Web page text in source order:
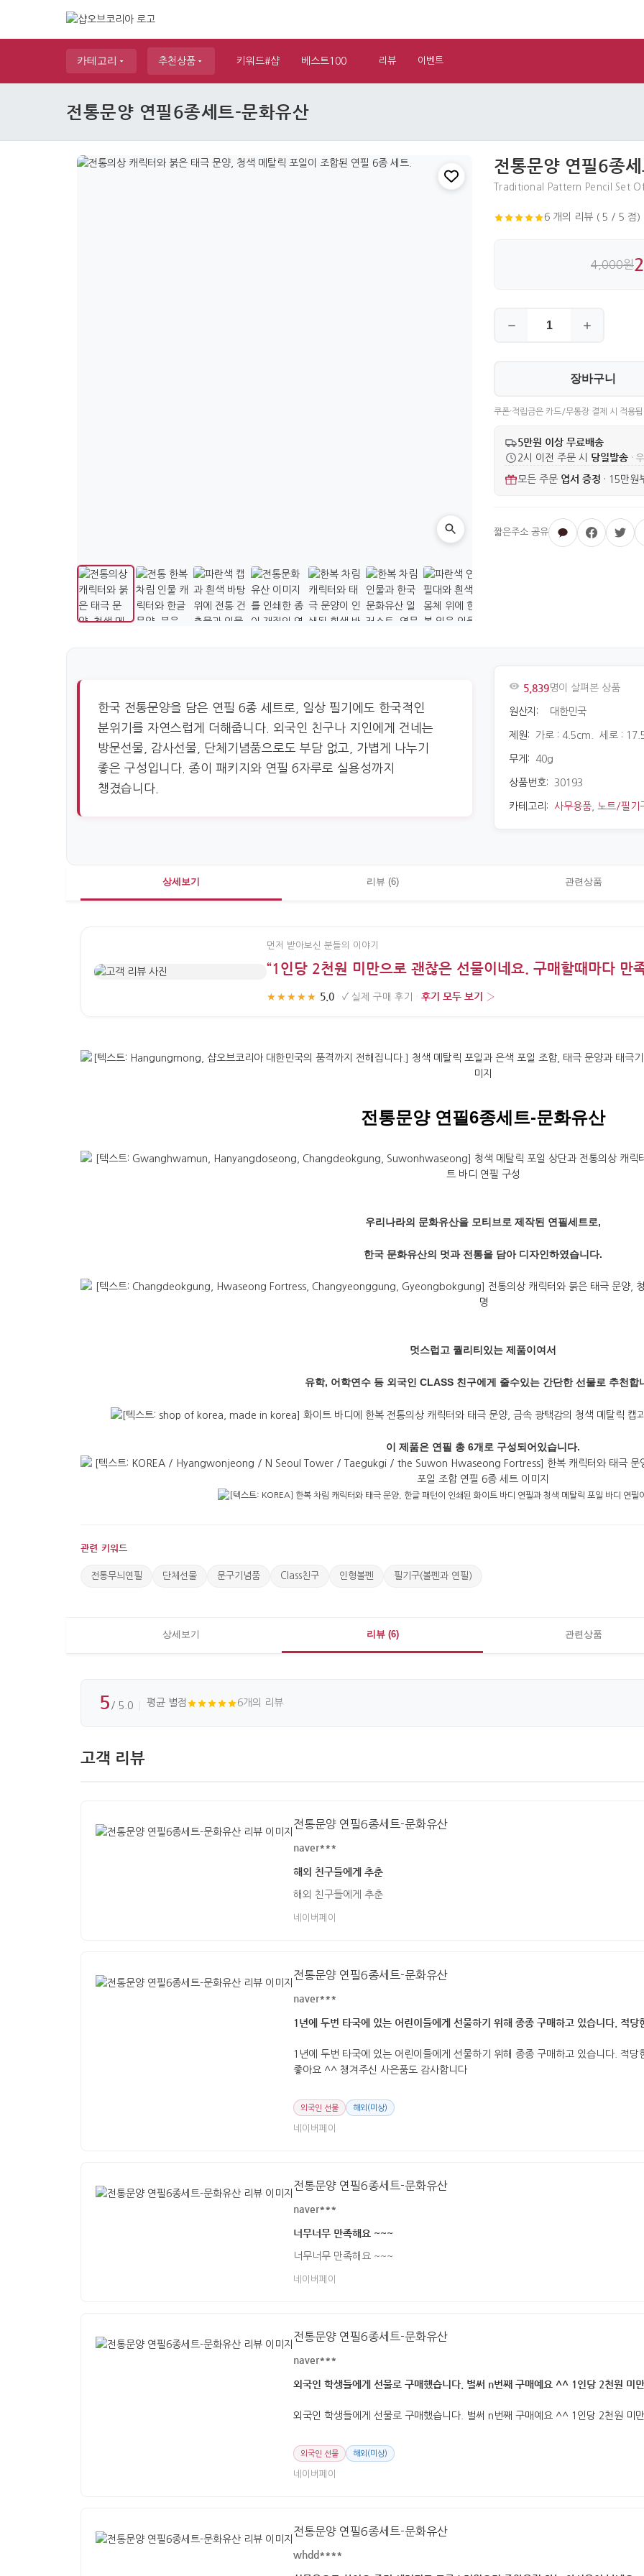
카테고리 추천상품 키워드#샵 베스트100 리뷰 이벤트
전통문양 연필6종세트-문화유산
전통문양 연필6종
Traditional Pattern Pencil Set
6 개의 리뷰 ( 5 / 5 점)
4,000원
장바구니
쿠폰·적립금은 카드/무통장 결제 시 적용
5만원 이상 무료배송
2시 이전 주문 시 당일발송 ·
모든 주문 엽서 증정 · 15만원
한국 전통문양을 담은 연필 6종 세트로, 일상 필기에도 한국적인
분위기를 자연스럽게 더해줍니다. 외국인 친구나 지인에게 건네는
방문선물, 감사선물, 단체기념품으로도 부담 없고, 가볍게 나누기
좋은 구성입니다. 종이 패키지와 연필 6자루로 실용성까지
챙겼습니다.
5,839명이 살펴본 상품
원산지: 대한민국
제원: 가로 : 4.5cm. 세로 :
무게: 40g
상품번호: 30193
카테고리: 사무용품 노트/필기
상세보기 리뷰 (6) 관련상품
먼저 받아보신 분들의 이야기
“1인당 2천원 미만으로 괜찮은 선물이네요. 구매할때마다 만
★★★★★ 5.0 · ✓ 실제 구매 후기 · 후기 모두 보기 ›
전통문양 연필6종세트-문화유산
우리나라의 문화유산을 모티브로 제작된 연필세트로,
한국 문화유산의 멋과 전통을 담아 디자인하였습니다.
멋스럽고 퀄리티있는 제품이여서
유학, 어학연수 등 외국인 CLASS 친구에게 줄수있는 간단한 선물로 추천합
이 제품은 연필 총 6개로 구성되어있습니다.
관련 키워드
전통무늬연필 단체선물 문구기념품 Class친구 인형볼펜 필기구(볼펜과 연필)
상세보기 리뷰 (6) 관련상품
5 / 5.0 평균 별점 6개의 리뷰
고객 리뷰
전통문양 연필6종세트-문화유산
naver***
해외 친구들에게 추춘
해외 친구들에게 추춘
네이버페이
전통문양 연필6종세트-문화유산
naver***
1년에 두번 타국에 있는 어린이들에게 선물하기 위해 종종 구매하고 있습니다. 적
1년에 두번 타국에 있는 어린이들에게 선물하기 위해 종종 구매하고 있습니다. 적
좋아요 ^^ 챙겨주신 사은품도 감사합니다
외국인 선물 해외(미상)
네이버페이
전통문양 연필6종세트-문화유산
naver***
너무너무 만족해요 ~~~
너무너무 만족해요 ~~~
네이버페이
전통문양 연필6종세트-문화유산
naver***
외국인 학생들에게 선물로 구매했습니다. 벌써 n번째 구매예요 ^^ 1인당 2천원 미
외국인 학생들에게 선물로 구매했습니다. 벌써 n번째 구매예요 ^^ 1인당 2천원 미
외국인 선물 해외(미상)
네이버페이
전통문양 연필6종세트-문화유산
whdd****